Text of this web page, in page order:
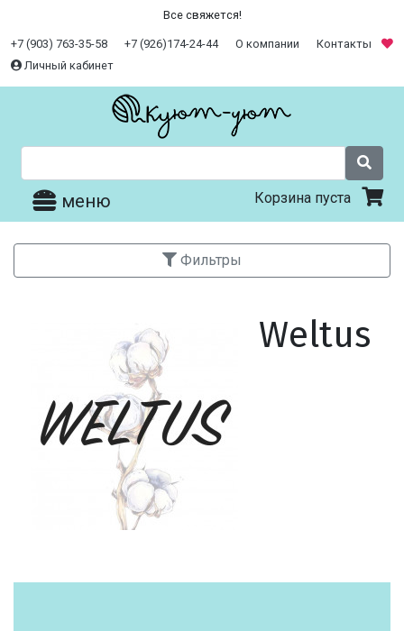
Все свяжется!
+7 (903) 763-35-58 +7 (926)174-24-44 О компании
Контакты
Личный кабинет
меню Корзина пуста
Фильтры
Weltus